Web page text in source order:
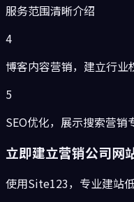
服务范围清晰介绍
4
博客内容营销，建立行业
5
SEO优化，展示搜索营销
立即建立营销公司网
使用Site123，专业建站